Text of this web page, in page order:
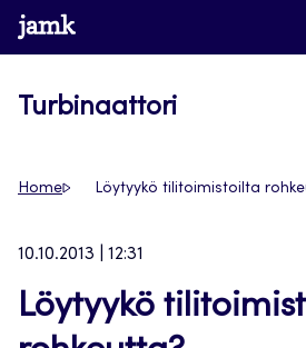
Siirry
suoraan
www.jamk.fi
Turbinaattori
Home Löytyykö tilitoimistoilta
10.10.2013 | 12:31
Löytyykö